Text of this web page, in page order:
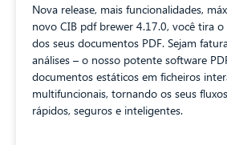
Nova release, mais funcionalidades,
novo CIB pdf brewer 4.17.0, você tira
dos seus documentos PDF. Sejam
análises – o nosso potente software
documentos estáticos em ficheiros
multifuncionais, tornando os seus
rápidos, seguros e inteligentes.